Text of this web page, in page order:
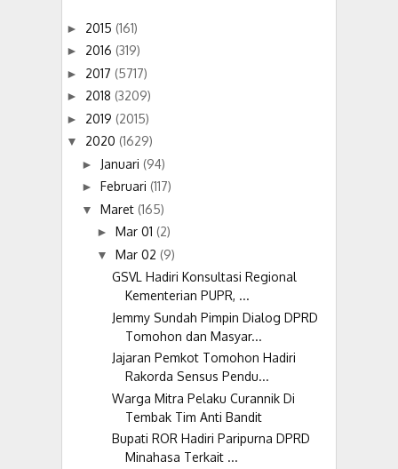
► 2015 (161)
► 2016 (319)
► 2017 (5717)
► 2018 (3209)
► 2019 (2015)
▼ 2020 (1629)
► Januari (94)
► Februari (117)
▼ Maret (165)
► Mar 01 (2)
▼ Mar 02 (9)
GSVL Hadiri Konsultasi Regional
Kementerian PUPR, ...
Jemmy Sundah Pimpin Dialog DPRD
Tomohon dan Masyar...
Jajaran Pemkot Tomohon Hadiri
Rakorda Sensus Pendu...
Warga Mitra Pelaku Curannik Di
Tembak Tim Anti Bandit
Bupati ROR Hadiri Paripurna DPRD
Minahasa Terkait ...